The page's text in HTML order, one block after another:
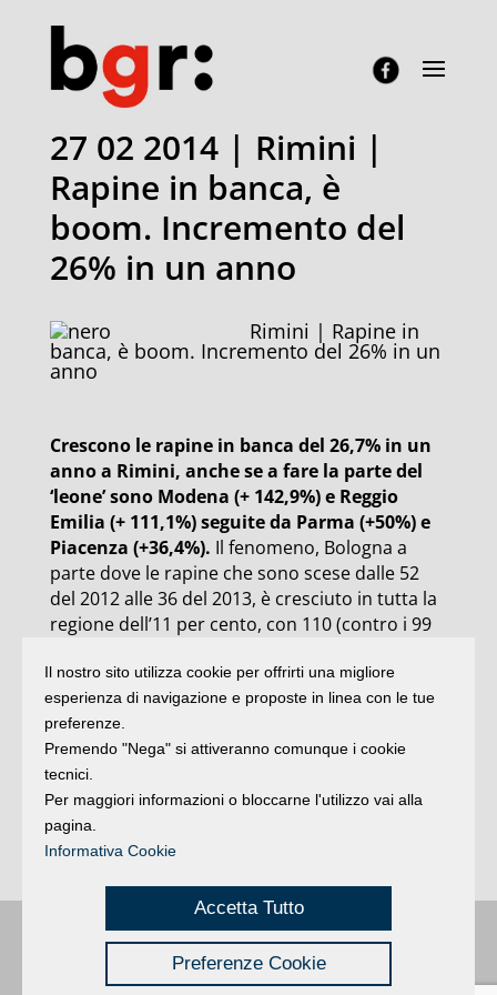
27 02 2014 | Rimini |
Rapine in banca, è
boom. Incremento del
26% in un anno
Rimini | Rapine in
banca, è boom. Incremento del 26% in un
anno
Crescono le rapine in banca del 26,7% in un
anno a Rimini, anche se a fare la parte del
‘leone’ sono Modena (+ 142,9%) e Reggio
Emilia (+ 111,1%) seguite da Parma (+50%) e
Piacenza (+36,4%). Il fenomeno, Bologna a
parte dove le rapine che sono scese dalle 52
del 2012 alle 36 del 2013, è cresciuto in tutta la
regione dell’11 per cento, con 110 (contro i 99
bancari della regione, con un bottino medio di
circa 30mila euro a “colpo”. A lievitare anche i
tentativi che salgono ai 141 del 2013 ai 125
dell’anno precedente (+13%). A lanciare
l’allarme è
generale della Fiba Cisl Emilia Romagna,
secondo cui le banche starebbero adottando
politiche sulla sicurezza insufficienti.
Buongiorno:Riminié una testata registrata presso il Tribunale di Rimini
registrazione n. 2 /28/02/2012| © 2024 buongiornoRimini
Privacy | Credits
Il nostro sito utilizza cookie per offrirti una migliore
esperienza di navigazione e proposte in linea con le tue
preferenze.
Premendo "Nega" si attiveranno comunque i cookie
tecnici.
Per maggiori informazioni o bloccarne l'utilizzo vai alla
pagina.
Informativa Cookie
Accetta Tutto
Preferenze Cookie